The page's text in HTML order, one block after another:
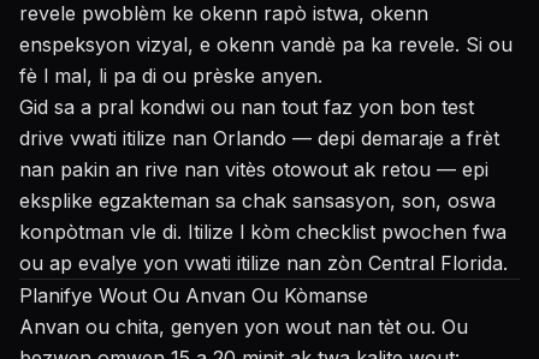
revele pwoblèm ke okenn rapò istwa, okenn
enspeksyon vizyal, e okenn vandè pa ka revele. Si ou
fè l mal, li pa di ou prèske anyen.
Gid sa a pral kondwi ou nan tout faz yon bon test
drive vwati itilize nan Orlando — depi demaraje a frèt
nan pakin an rive nan vitès otowout ak retou — epi
eksplike egzakteman sa chak sansasyon, son, oswa
konpòtman vle di. Itilize l kòm checklist pwochen fwa
ou ap evalye yon vwati itilize nan zòn Central Florida.
Planifye Wout Ou Anvan Ou Kòmanse
Anvan ou chita, genyen yon wout nan tèt ou. Ou